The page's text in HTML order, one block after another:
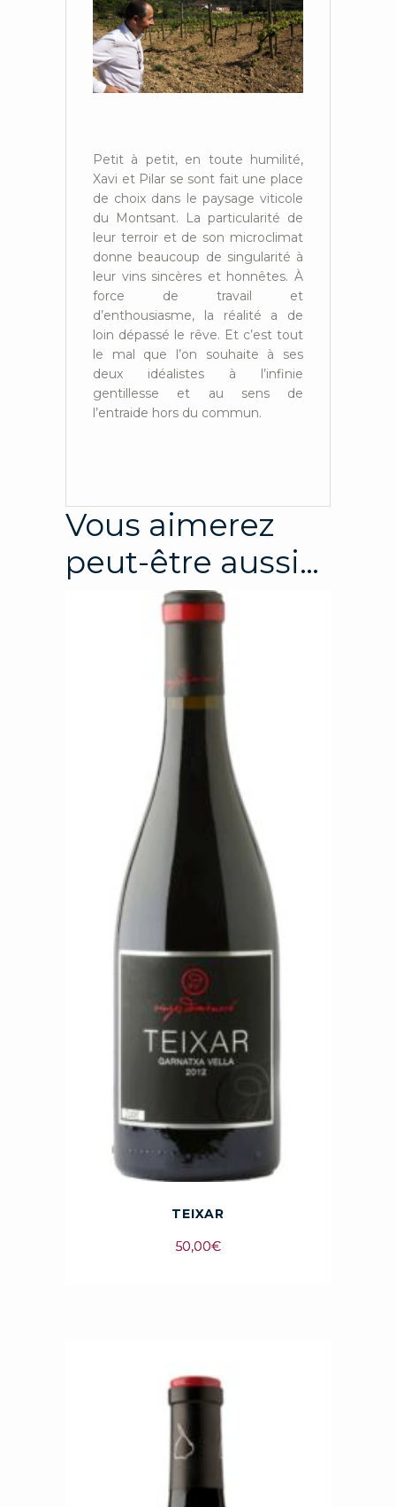
Petit à petit, en toute humilité,
Xavi et Pilar se sont fait une place
de choix dans le paysage viticole
du Montsant. La particularité de
leur terroir et de son microclimat
donne beaucoup de singularité à
leur vins sincères et honnêtes. À
force de travail et
d’enthousiasme, la réalité a de
loin dépassé le rêve. Et c’est tout
le mal que l’on souhaite à ses
deux idéalistes à l’infinie
gentillesse et au sens de
l’entraide hors du commun.
Vous aimerez
peut-être aussi…
TEIXAR
50,00€